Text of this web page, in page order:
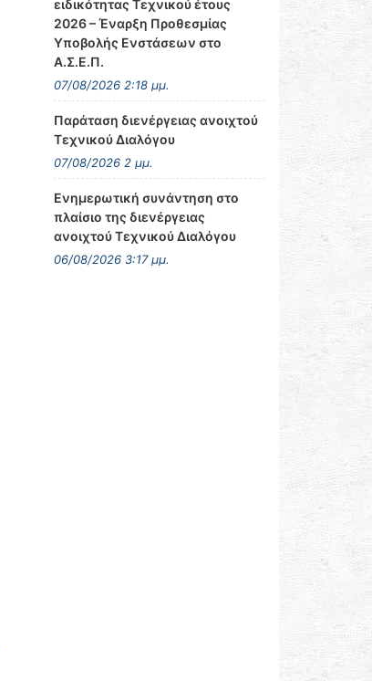
ειδικότητας Τεχνικού έτους
2026 – Έναρξη Προθεσμίας
Υποβολής Ενστάσεων στο
Α.Σ.Ε.Π.
07/08/2026 2:18 μμ.
Παράταση διενέργειας ανοιχτού
Τεχνικού Διαλόγου
07/08/2026 2 μμ.
Ενημερωτική συνάντηση στο
πλαίσιο της διενέργειας
ανοιχτού Τεχνικού Διαλόγου
06/08/2026 3:17 μμ.